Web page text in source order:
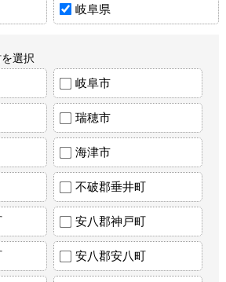
岐阜県
選択
岐阜市
瑞穂市
海津市
不破郡垂井町
安八郡神戸町
安八郡安八町